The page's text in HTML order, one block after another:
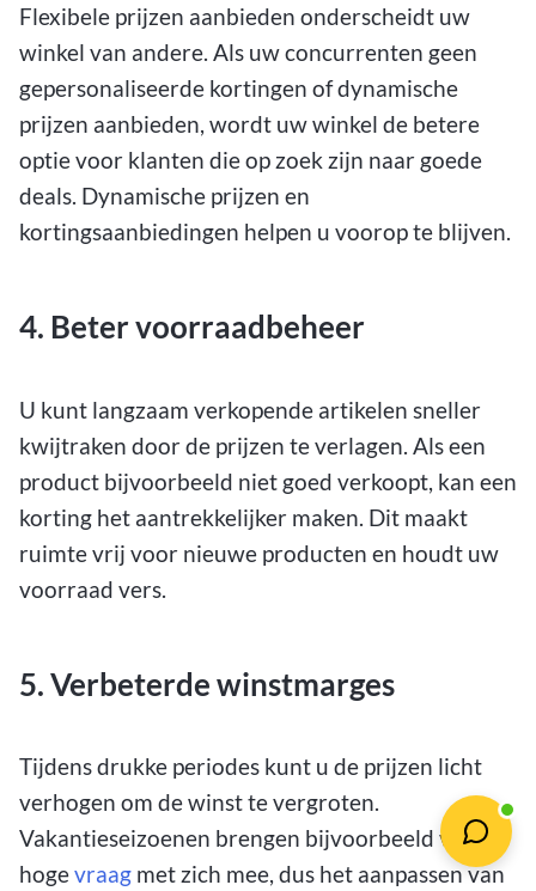
Flexibele prijzen aanbieden onderscheidt uw
winkel van andere. Als uw concurrenten geen
gepersonaliseerde kortingen of dynamische
prijzen aanbieden, wordt uw winkel de betere
optie voor klanten die op zoek zijn naar goede
deals. Dynamische prijzen en
kortingsaanbiedingen helpen u voorop te blijven.
4. Beter voorraadbeheer
U kunt langzaam verkopende artikelen sneller
kwijtraken door de prijzen te verlagen. Als een
product bijvoorbeeld niet goed verkoopt, kan een
korting het aantrekkelijker maken. Dit maakt
ruimte vrij voor nieuwe producten en houdt uw
voorraad vers.
5. Verbeterde winstmarges
Tijdens drukke periodes kunt u de prijzen licht
verhogen om de winst te vergroten.
Vakantieseizoenen brengen bijvoorbeeld vaak
hogevraag met zich mee, dus het aanpassen van